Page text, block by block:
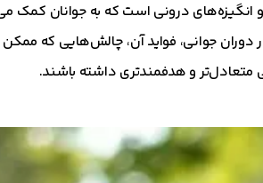
و انگیزه‌های درونی است که به جوانان کمک
جوانی، فواید آن، چالش‌هایی که
متعادل‌تر و هدفمندتری داشته باشند.